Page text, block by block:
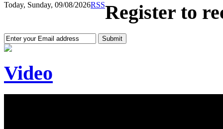
Today, Sunday, 09/08/2026RSSRegister to
Video